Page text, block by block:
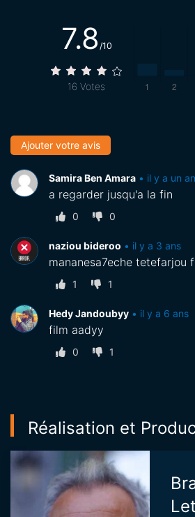
7.8 /10
16 Votes
Ajouter votre avis
Samira Ben Amara • il y a un an
a regarder jusqu'a la fin
0 0
naziou bideroo • il y a 3 ans
mananesa7eche tetefarjou
1 1
Hedy Jandoubyy • il y a 6 ans
film aadyy
0 1
Réalisation et